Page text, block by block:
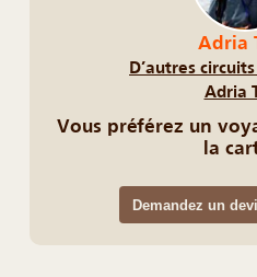
Adria
D’autres
Adria
Vous préférez un
la
Demandez un